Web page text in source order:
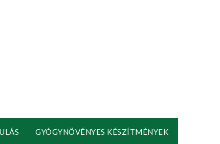
GYÓGYNÖVÉNYES KÉSZÍTMÉNYEK